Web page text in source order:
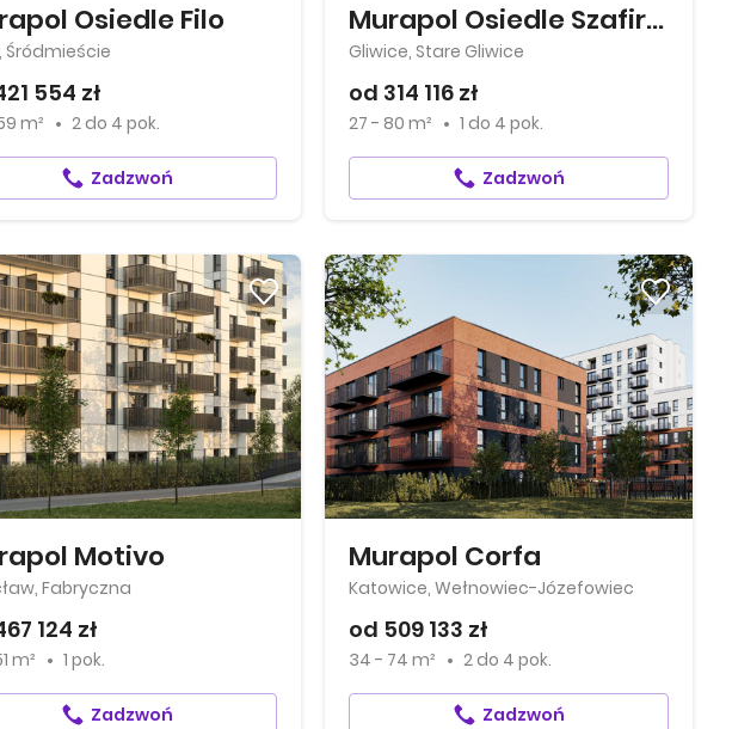
Osiedle Filo
Śródmieście
554 zł
m² 2do 4 pok.
Zadzwoń
Murapol Osiedle Szafirove
Gliwice, Stare Gliwice
od 314 116 zł
27 - 80 m² 1 do 4 pok.
Zadzwoń
Motivo
Fabryczna
124 zł
m² 1 pok.
Zadzwoń
Murapol Corfa
Katowice, Wełnowiec-Józefowiec
od 509 133 zł
34 - 74 m² 2 do 4 pok.
Zadzwoń